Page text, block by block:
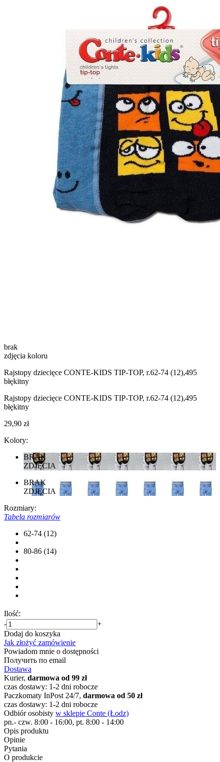
brak
zdjęcia koloru
Rajstopy dziecięce CONTE-KIDS TIP-TOP, r.62-74 (12),495
błękitny
Rajstopy dziecięce CONTE-KIDS TIP-TOP, r.62-74 (12),495
błękitny
29,90 zł
Kolory:
BRAK
ZDJĘCIA
BRAK
ZDJĘCIA
Rozmiary:
Tabela rozmiarów
62-74 (12)
80-86 (14)
Ilość:
-
+
Dodaj do koszyka
Jak złożyć zamówienie
Powiadom mnie o dostępności
Получить по email
Dostawa
Kurier, darmowa od 99 zł
czas dostawy: 1-2 dni robocze
Paczkomaty InPost 24/7, darmowa od 50 zł
czas dostawy: 1-2 dni robocze
Odbiór osobisty w sklepie Conte (Łodz)
pn.- czw. 8:00 - 16:00, pt. 8:00 - 14:00
Opis produktu
Opinie
Pytania
O produkcie